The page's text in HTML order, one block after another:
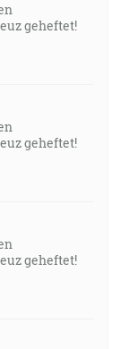
geheftet!
geheftet!
geheftet!